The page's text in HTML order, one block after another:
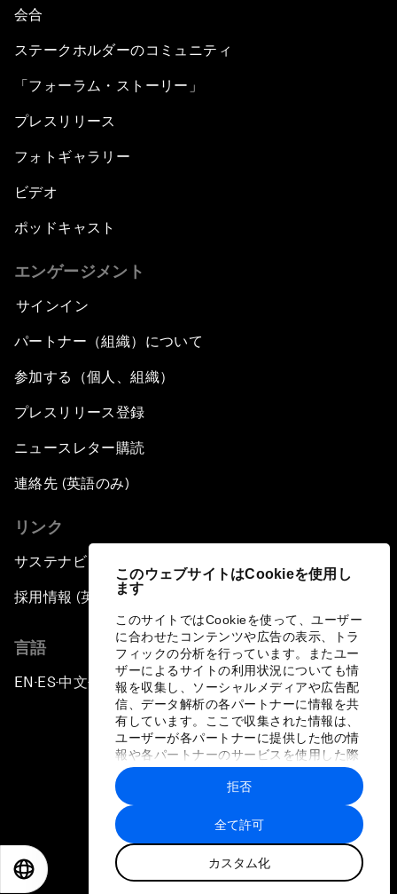
このウェブサイトはCookieを使用し
ます
このサイトではCookieを使って、ユーザー
に合わせたコンテンツや広告の表示、トラ
フィックの分析を行っています。またユー
ザーによるサイトの利用状況についても情
報を収集し、ソーシャルメディアや広告配
信、データ解析の各パートナーに情報を共
有しています。ここで収集された情報は、
ユーザーが各パートナーに提供した他の情
報や各パートナーのサービスを使用した際
に収集された情報と組み合わされ、各パー
トナーによって使用されることがありま
す。
全て許可
カスタム化
拒否
会合
ステークホルダーのコミュニティ
「フォーラム・ストーリー」
プレスリリース
フォトギャラリー
ビデオ
ポッドキャスト
エンゲージメント
サインイン
パートナー（組織）について
参加する（個人、組織）
プレスリリース登録
ニュースレター購読
連絡先 (英語のみ)
リンク
サステナビリティへの取り組み
採用情報 (英語のみ)
言語
EN ▪ES▪中文▪ 日本語
プライバシーポリシーと利用規約
サイトマップ
©
世界経済フォーラム